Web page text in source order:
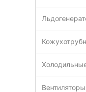
Вентиляторы